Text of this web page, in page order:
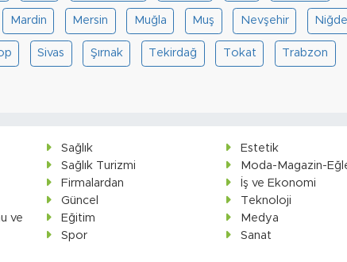
Mardin Mersin Muğla Muş Nevşehir Niğde
Sivas Şırnak Tekirdağ Tokat Trabzon
ve
Sağlık
Estetik
Sağlık Turizmi
Moda-Magazin-
Firmalardan
İş ve Ekonomi
Güncel
Teknoloji
Eğitim
Medya
Spor
Sanat